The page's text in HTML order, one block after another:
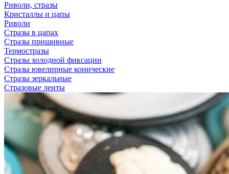
Риволи, стразы
Кристаллы и цапы
Риволи
Стразы в цапах
Стразы пришивные
Термостразы
Стразы холодной фиксации
Стразы ювелирные конические
Стразы зеркальные
Стразовые ленты